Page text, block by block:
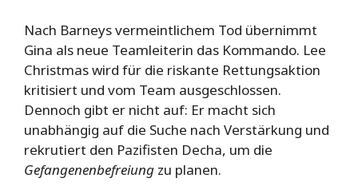
Nach Barneys vermeintlichem Tod übernimmt
Gina als neue Teamleiterin das Kommando. Lee
Christmas wird für die riskante Rettungsaktion
kritisiert und vom Team ausgeschlossen.
Dennoch gibt er nicht auf: Er macht sich
unabhängig auf die Suche nach Verstärkung und
rekrutiert den Pazifisten Decha, um die
Gefangenenbefreiung zu planen.